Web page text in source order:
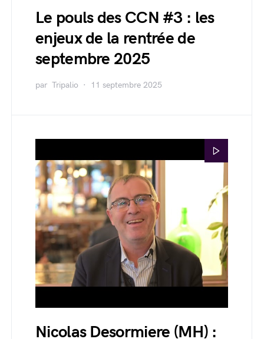
Le pouls des CCN #3 : les
enjeux de la rentrée de
septembre 2025
par Tripalio 11 septembre 2025
Nicolas Desormiere (MH) :